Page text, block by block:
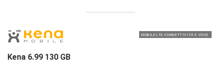
MOBILE LTE CONNETTIVITÀ E VOCE
Kena 6.99 130 GB